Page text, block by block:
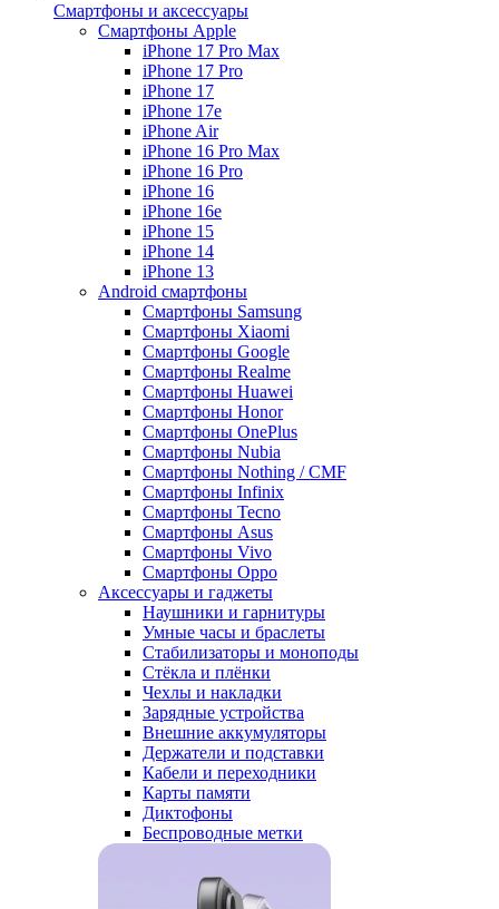
Смартфоны и аксессуары
Смартфоны Apple
iPhone 17 Pro Max
iPhone 17 Pro
iPhone 17
iPhone 17e
iPhone Air
iPhone 16 Pro Max
iPhone 16 Pro
iPhone 16
iPhone 16e
iPhone 15
iPhone 14
iPhone 13
Android cмартфоны
Смартфоны Samsung
Смартфоны Xiaomi
Смартфоны Google
Смартфоны Realme
Смартфоны Huawei
Смартфоны Honor
Смартфоны OnePlus
Смартфоны Nubia
Смартфоны Nothing / CMF
Смартфоны Infinix
Смартфоны Tecno
Смартфоны Asus
Смартфоны Vivo
Смартфоны Oppo
Аксессуары и гаджеты
Наушники и гарнитуры
Умные часы и браслеты
Стабилизаторы и моноподы
Стёкла и плёнки
Чехлы и накладки
Зарядные устройства
Внешние аккумуляторы
Держатели и подставки
Кабели и переходники
Карты памяти
Диктофоны
Беспроводные метки